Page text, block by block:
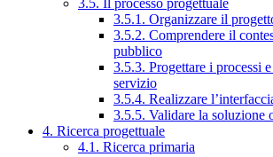
3.5. Il processo progettuale
3.5.1. Organizzare il
3.5.2. Comprendere il
pubblico
3.5.3. Progettare i processi
servizio
3.5.4. Realizzare
3.5.5. Validare la soluzione
4. Ricerca progettuale
4.1. Ricerca primaria